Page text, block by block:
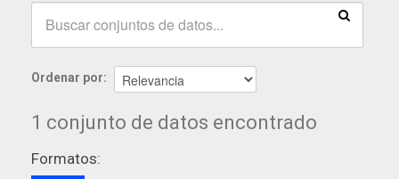
Ordenar por
1 conjunto de datos encontrado
Formatos: